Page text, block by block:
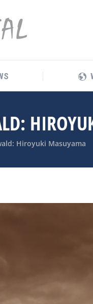
Hiroyuki Masuyama